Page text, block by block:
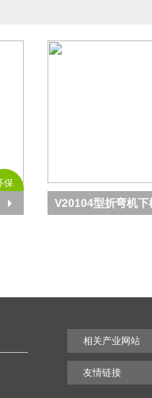
保
V20104型折弯机下
相关产业网站
友情链接